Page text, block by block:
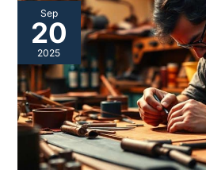
Sep
20
2025
Tout
savoir
sur
l’apprentissage
en
maroquinerie